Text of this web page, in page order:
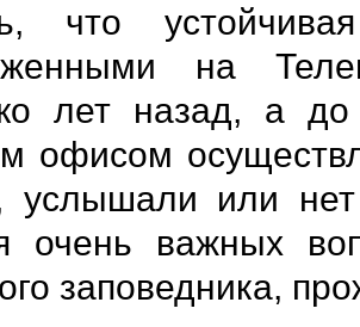
что
на
лет назад, а
офисом
услышали или
очень важных
заповедника,